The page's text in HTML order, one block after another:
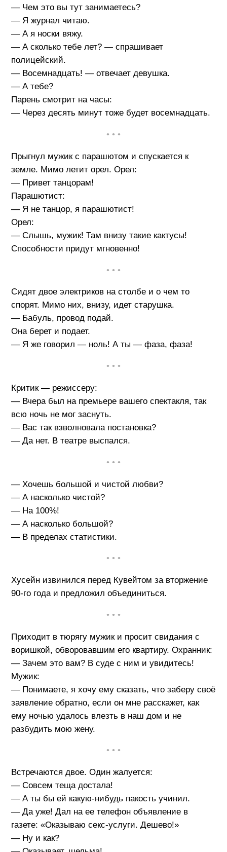
— Чем это вы тут занимаетесь?
— Я журнал читаю.
— А я носки вяжу.
— А сколько тебе лет? — спрашивает
полицейский.
— Восемнадцать! — отвечает девушка.
— А тебе?
Парень смотрит на часы:
— Через десять минут тоже будет восемнадцать.
• • •
Прыгнул мужик с парашютом и спускается к
земле. Мимо летит орел. Орел:
— Привет танцорам!
Парашютист:
— Я не танцор, я парашютист!
Орел:
— Слышь, мужик! Там внизу такие кактусы!
Способности придут мгновенно!
• • •
Сидят двое электриков на столбе и о чем то
спорят. Мимо них, внизу, идет старушка.
— Бабуль, провод подай.
Она берет и подает.
— Я же говорил — ноль! А ты — фаза, фаза!
• • •
Критик — режиссеру:
— Вчера был на премьере вашего спектакля, так
всю ночь не мог заснуть.
— Вас так взволновала постановка?
— Да нет. В театре выспался.
• • •
— Хочешь большой и чистой любви?
— А насколько чистой?
— На 100%!
— А насколько большой?
— В пределах статистики.
• • •
Хусейн извинился перед Кувейтом за вторжение
90-го года и предложил объединиться.
• • •
Приходит в тюрягу мужик и просит свидания с
воришкой, обворовавшим его квартиру. Охранник:
— Зачем это вам? В суде с ним и увидитесь!
Мужик:
— Понимаете, я хочу ему сказать, что заберу своё
заявление обратно, если он мне расскажет, как
ему ночью удалось влезть в наш дом и не
разбудить мою жену.
• • •
Встречаются двое. Один жалуется:
— Совсем теща достала!
— А ты бы ей какую-нибудь пакость учинил.
— Да уже! Дал на ее телефон объявление в
газете: «Оказываю секс-услуги. Дешево!»
— Ну и как?